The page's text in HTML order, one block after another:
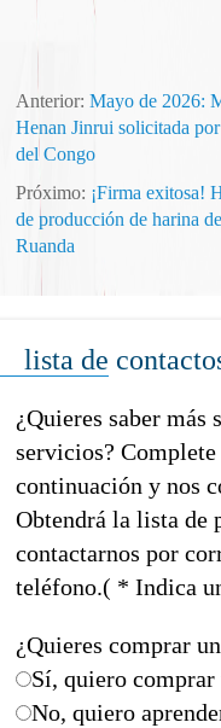
Anterior:Mayo de 2026:
Henan Jinrui solicitada
del Congo
Próximo: ¡Firma exitosa!
de producción de harina
Ruanda
lista de
¿Quieres saber más
servicios?
continuación y nos
Obtendrá la lista de
contactarnos por
teléfono.( * Indica
¿Quieres comprar
Sí, quiero comprar
No, quiero